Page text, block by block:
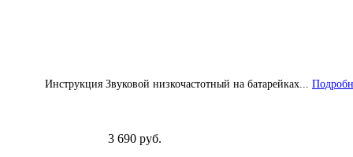
Инструкция Звуковой низкочастотный на батарейках...
3 690 руб.